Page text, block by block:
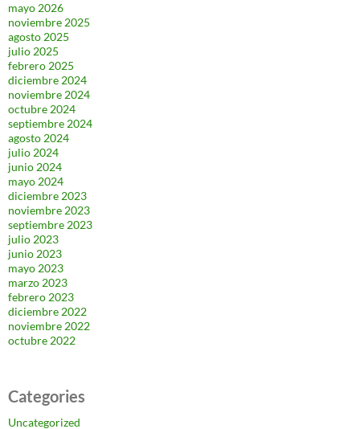
mayo 2026
noviembre 2025
agosto 2025
julio 2025
febrero 2025
diciembre 2024
noviembre 2024
octubre 2024
septiembre 2024
agosto 2024
julio 2024
junio 2024
mayo 2024
diciembre 2023
noviembre 2023
septiembre 2023
julio 2023
junio 2023
mayo 2023
marzo 2023
febrero 2023
diciembre 2022
noviembre 2022
octubre 2022
Categories
Uncategorized